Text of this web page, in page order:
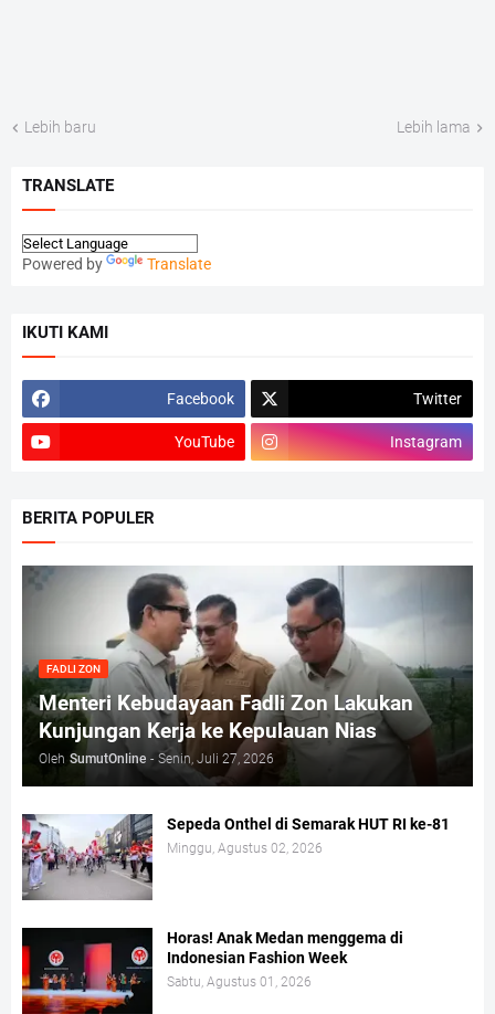
Lebih baru Lebih lama
TRANSLATE
Powered by Translate
IKUTI KAMI
Facebook Twitter
YouTube Instagram
BERITA POPULER
FADLI ZON
Menteri Kebudayaan Fadli Zon Lakukan
Kunjungan Kerja ke Kepulauan Nias
Oleh SumutOnline - Senin, Juli 27, 2026
Sepeda Onthel di Semarak HUT RI ke-81
Minggu, Agustus 02, 2026
Horas! Anak Medan menggema di
Indonesian Fashion Week
Sabtu, Agustus 01, 2026